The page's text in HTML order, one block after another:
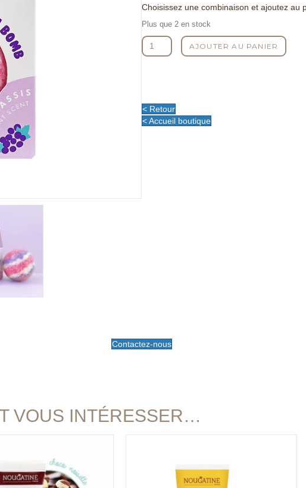
Choisissez une combinaison et ajoutez au
Plus que 2 en stock
quantité
de
Cassis
AJOUTER AU PANIER
< Retour
< Accueil boutique
Contactez-nous
VOUS INTÉRESSER…